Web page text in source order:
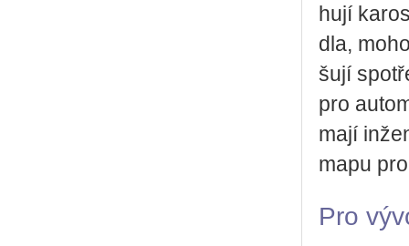
hu­jí
dla,
šu­jí
pro
mají
mapu
Pro